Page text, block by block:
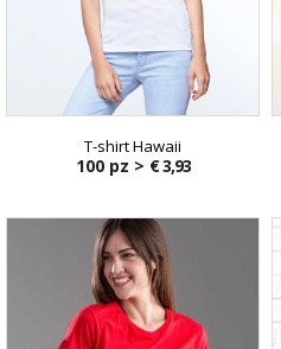
T-shirt Hawaii
100 pz > € 3,93